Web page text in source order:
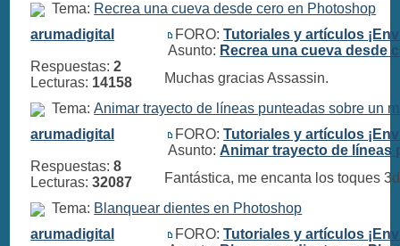
Tema: Recrea una cueva desde cero en Photoshop
arumadigital
Respuestas:2
Lecturas: 14158
FORO:Tutoriales y artículos
Asunto: Recrea una cueva desde
Muchas gracias Assassin.
Tema:Animar trayecto de líneas punteadas sobre un
arumadigital
Respuestas:8
Lecturas:32087
FORO:Tutoriales y artículos
Asunto: Animar trayecto de líneas
Fantástica, me encanta los toques
Tema: Blanquear dientes en Photoshop
arumadigital
FORO:Tutoriales y artículos